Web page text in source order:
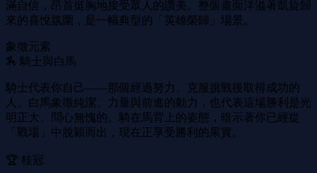
滿自信，昂首挺胸地接受眾人的讚美。整個畫面洋溢著凱旋歸
來的喜悅氛圍，是一幅典型的「英雄榮歸」場景。
象徵元素
🏇 騎士與白馬
騎士代表你自己——那個經過努力、克服挑戰後取得成功的
人。白馬象徵純潔、力量與前進的動力，也代表這場勝利是光
明正大、問心無愧的。騎在馬背上的姿態，暗示著你已經從
「戰場」中脫穎而出，現在正享受勝利的果實。
🏆 桂冠